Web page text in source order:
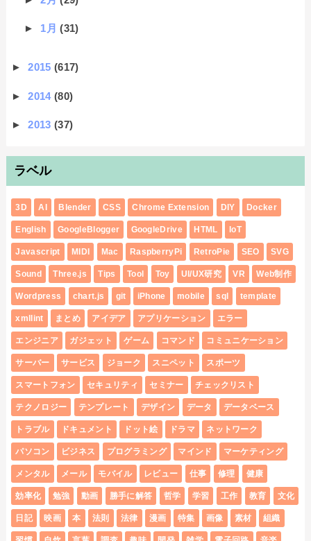
► 1月(31)
►2015(617)
►2014(80)
►2013(37)
ラベル
3D AI Blender CSS Chrome Extension DIY Docker
English GoogleBlogger GoogleDrive HTML IoT
Javascript MIDI Mac RaspberryPi RetroPie SEO SVG
Sound Three.js Tips Tool Toy UI/UX研究 VR Web制作
Wordpress chart.js git iPhone mobile sql template
xmllint まとめ アイデア アプリケーション エラー
エンジニア ガジェット ゲーム コマンド コミュニケーション
サーバー サービス ジョーク スニペット スポーツ
スマートフォン セキュリティ セミナー チェックリスト
テクノロジー テンプレート デザイン データ データベース
トラブル ドキュメント ドット絵 ドラマ ネットワーク
パソコン ビジネス プログラミング マインド マーケティング
メンタル メール モバイル レビュー 仕事 修理 健康
効率化 勉強 動画 勝手に解答 哲学 学習 工作 教育 文化
日記 映画 本 法則 法律 漫画 特集 画像 素材 組織